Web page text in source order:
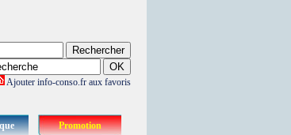
Ajouter info-conso.fr aux favoris
Promotion